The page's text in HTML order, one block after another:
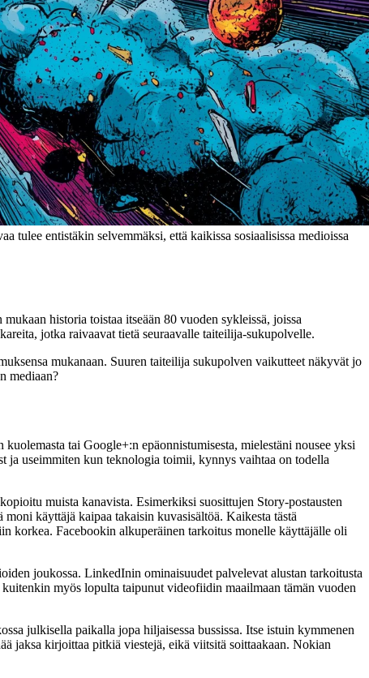
tulee entistäkin selvemmäksi, että kaikissa sosiaalisissa medioissa
historia toistaa itseään 80 vuoden sykleissä, joissa
jotka raivaavat tietä seuraavalle taiteilija-sukupolvelle.
mukanaan. Suuren taiteilija sukupolven vaikutteet näkyvät jo
mediaan?
tai Google+:n epäonnistumisesta, mielestäni nousee yksi
ja useimmiten kun teknologia toimii, kynnys vaihtaa on todella
muista kanavista. Esimerkiksi suosittujen Story-postausten
käyttäjä kaipaa takaisin kuvasisältöä. Kaikesta tästä
korkea. Facebookin alkuperäinen tarkoitus monelle käyttäjälle oli
joukossa. LinkedInin ominaisuudet palvelevat alustan tarkoitusta
myös lopulta taipunut videofiidin maailmaan tämän vuoden
julkisella paikalla jopa hiljaisessa bussissa. Itse istuin kymmenen
jaksa kirjoittaa pitkiä viestejä, eikä viitsitä soittaakaan. Nokian